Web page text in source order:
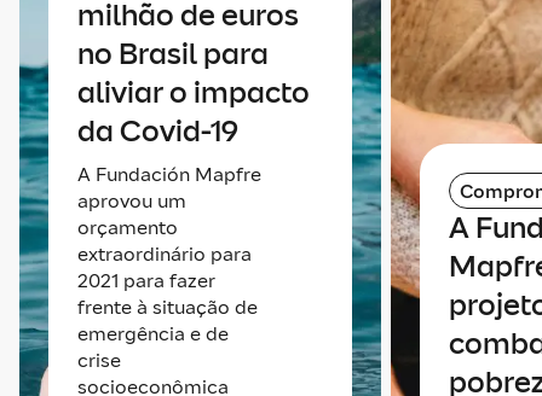
milhão de euros
no Brasil para
aliviar o impacto
da Covid-19
A Fundación Mapfre
aprovou um
orçamento
extraordinário para
2021 para fazer
frente à situação de
emergência e de
crise
socioeconômica
A